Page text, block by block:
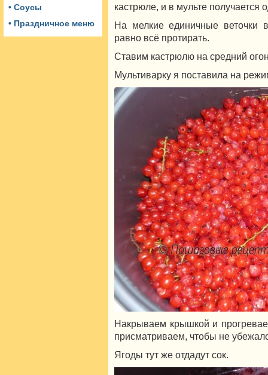
• Соусы
• Праздничное меню
кастрюле, и в мульте получается
На мелкие единичные
равно всё протирать.
Ставим кастрюлю на средний
Мультиварку я поставила на
Накрываем крышкой и
присматриваем, чтобы не
Ягоды тут же отдадут сок.